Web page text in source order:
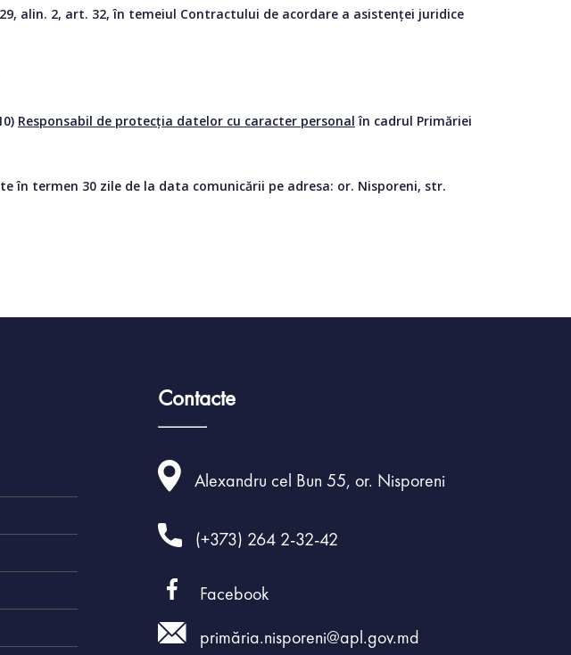
alin. 2, art. 32, în temeiul Contractului de acordare a asistenței juridice
Responsabil de protecția datelor cu caracter personal în cadrul Primăriei
termen 30 zile de la data comunicării pe adresa: or. Nisporeni, str.
Contacte
Alexandru cel Bun 55, or. Nisporeni
(+373) 264 2-32-42
Facebook
primăria.nisporeni@apl.gov.md